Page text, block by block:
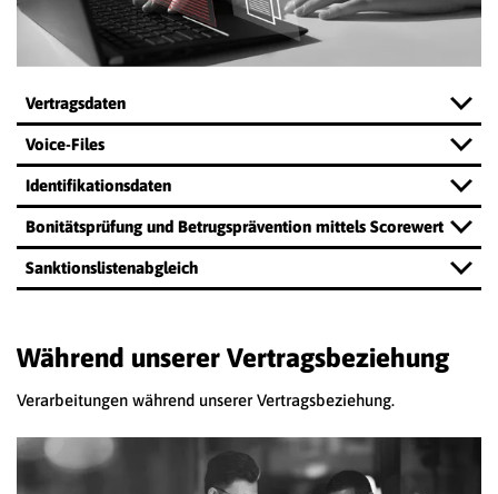
Vertragsdaten
Voice-Files
Identifikationsdaten
Bonitätsprüfung und Betrugsprävention mittels Scorewert
Sanktionslistenabgleich
Während unserer Vertragsbeziehung
Verarbeitungen während unserer Vertragsbeziehung.